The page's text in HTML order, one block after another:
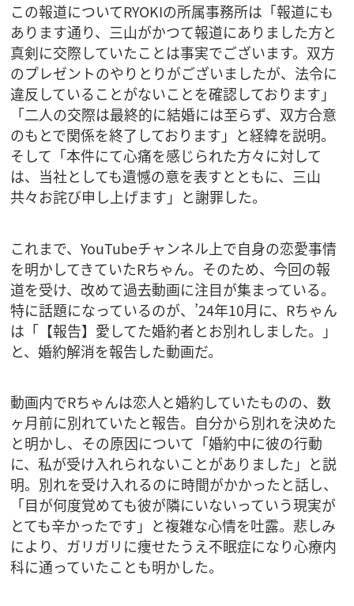
この報道についてRYOKIの所属事務所は「報道にも
あります通り、三山がかつて報道にありました方と
真剣に交際していたことは事実でございます。双方
のプレゼントのやりとりがございましたが、法令に
違反していることがないことを確認しております」
「二人の交際は最終的に結婚には至らず、双方合意
のもとで関係を終了しております」と経緯を説明。
そして「本件にて心痛を感じられた方々に対して
は、当社としても遺憾の意を表すとともに、三山
共々お詫び申し上げます」と謝罪した。
これまで、YouTubeチャンネル上で自身の恋愛事情
を明かしてきていたRちゃん。そのため、今回の報
道を受け、改めて過去動画に注目が集まっている。
特に話題になっているのが、’24年10月に、Rちゃん
は「【報告】愛してた婚約者とお別れしました。」
と、婚約解消を報告した動画だ。
動画内でRちゃんは恋人と婚約していたものの、数
ヶ月前に別れていたと報告。自分から別れを決めた
と明かし、その原因について「婚約中に彼の行動
に、私が受け入れられないことがありました」と説
明。別れを受け入れるのに時間がかかったと話し、
「目が何度覚めても彼が隣にいないっていう現実が
とても辛かったです」と複雑な心情を吐露。悲しみ
により、ガリガリに痩せたうえ不眠症になり心療内
科に通っていたことも明かした。